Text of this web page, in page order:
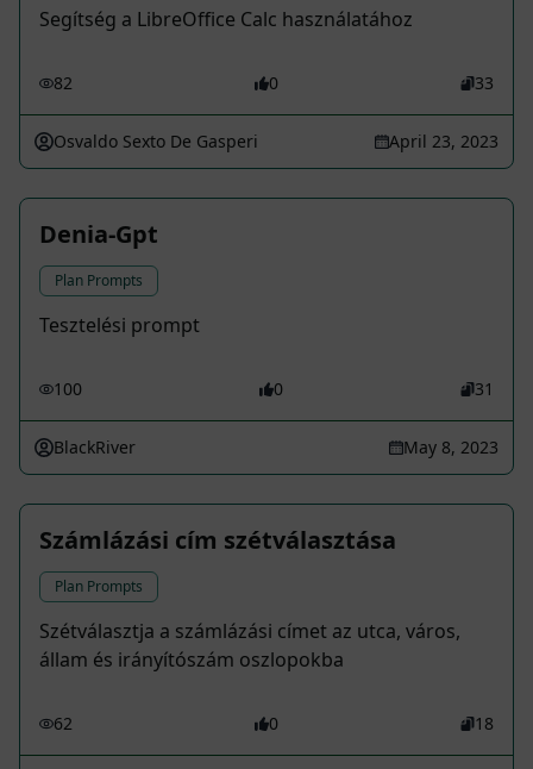
Segítség a LibreOffice Calc használatához
82 0 33
Osvaldo Sexto De Gasperi April 23, 2023
Denia-Gpt
Plan Prompts
Tesztelési prompt
100 0 31
BlackRiver May 8, 2023
Számlázási cím szétválasztása
Plan Prompts
Szétválasztja a számlázási címet az utca, város,
állam és irányítószám oszlopokba
62 0 18